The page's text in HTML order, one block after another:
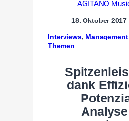
18. Oktober 2017
Interviews, Management,
Themen
dank